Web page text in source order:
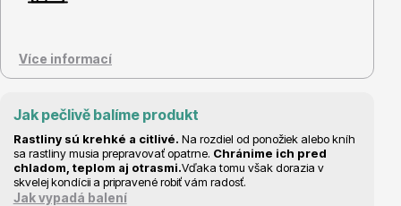
Cibuloviny
Více informací
Jak pečlivě balíme produkt
Rastliny sú krehké a citlivé. Na rozdiel od ponožiek alebo kníh
sa rastliny musia prepravovať opatrne. Chránime ich pred
chladom, teplom aj otrasmi.Vďaka tomu však dorazia v
skvelej kondícii a pripravené robiť vám radosť.
Jak vypadá balení